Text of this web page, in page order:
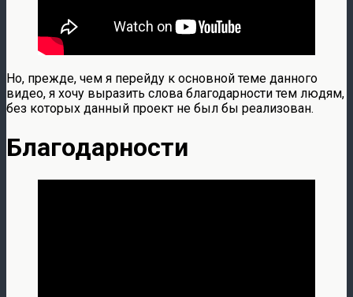
Но, прежде, чем я перейду к основной теме данного
видео, я хочу выразить слова благодарности тем людям,
без которых данный проект не был бы реализован.
Благодарности